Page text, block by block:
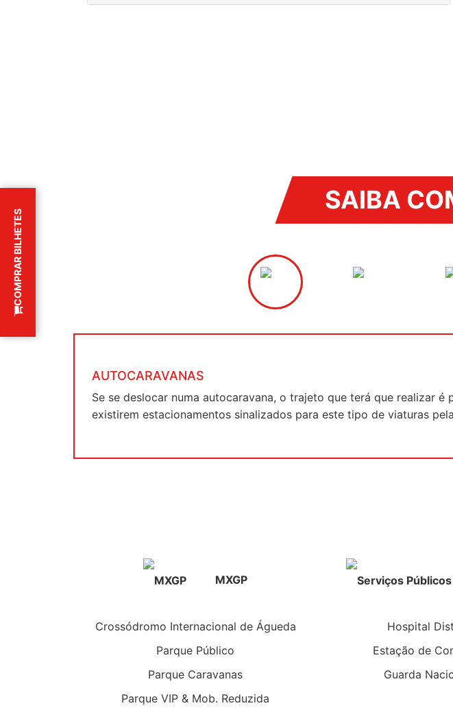
SAIBA
AUTOCARAVANAS
Se se deslocar numa autocaravana, o trajeto que terá que realizar
existirem estacionamentos sinalizados para este tipo de viaturas
Anterior
MXGP
Crossódromo Internacional de Águeda
Parque Público
Parque Caravanas
Parque VIP & Mob. Reduzida
Hospital
Estação de
Guarda
COMPRAR BILHETES